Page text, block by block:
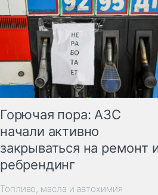
Горючая пора: АЗС
начали активно
закрываться на ремонт
ребрендинг
Топливо, масла и автохимия